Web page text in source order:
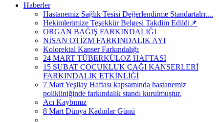
Haberler
Hastanemiz Sağlık Tesisi Değerlendirme Standartalrı....
Hekimlerimize Teşekkür Belgesi Takdim Edildi📌
ORGAN BAĞIŞ FARKINDALIĞI
NİSAN OTİZM FARKINDALIK AYI
Kolorektal Kanser Farkındalığı
24 MART TÜBERKÜLOZ HAFTASI
15 ŞUBAT ÇOCUKLUK ÇAĞI KANSERLERİ
FARKINDALIK ETKİNLİĞİ
7 Mart Yeşilay Haftası kapsamında hastanemiz
polikliniğinde farkındalık standı kurulmuştur.
Acı Kaybımız
8 Mart Dünya Kadınlar Günü